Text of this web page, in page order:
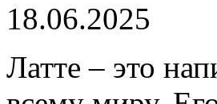
18.06.2025
Латте – это